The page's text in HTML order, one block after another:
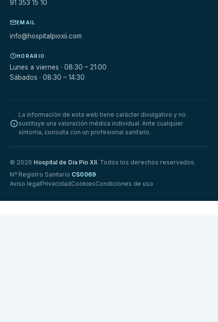
91 353 15 10
EMAIL
info@hospitalpioxii.com
HORARIO
Lunes a viernes · 08:30 – 21:00
Sábados · 08:30 – 14:30
La información de esta web tiene carácter divulgativo y no
sustituye una valoración médica individual. Ante cualquier
síntoma, consulta con un profesional sanitario.
© 2026 Hospital de Día Pío XII. Todos los derechos reservados.
Nº Registro Sanitario CS0069
Aviso legalPrivacidadCookiesCondiciones de uso